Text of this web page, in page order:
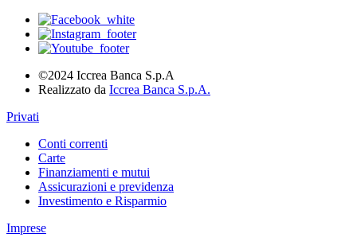
©2024 Iccrea Banca S.p.A
Realizzato da Iccrea Banca S.p.A.
Privati
Conti correnti
Carte
Finanziamenti e mutui
Assicurazioni e previdenza
Investimento e Risparmio
Imprese